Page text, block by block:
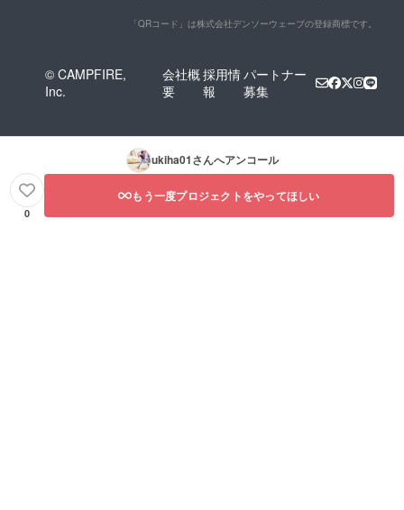
「QRコード」は株式会社デンソーウェーブの登録商標です。
© CAMPFIRE,
Inc.
会社概
要
採用情
報
パートナー
募集
ukiha01さんへアンコール
0
もう一度プロジェクトをやってほしい